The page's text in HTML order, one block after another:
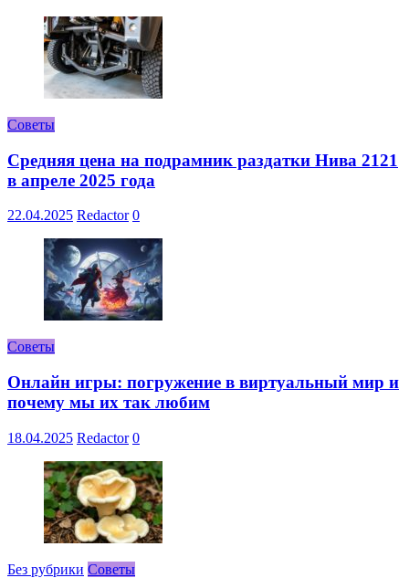
Советы
Средняя цена на подрамник раздатки Нива 2121
в апреле 2025 года
22.04.2025 Redactor 0
Советы
Онлайн игры: погружение в виртуальный мир и
почему мы их так любим
18.04.2025 Redactor 0
Без рубрики Советы